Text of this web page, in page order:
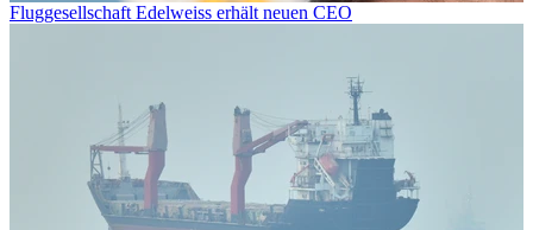
Fluggesellschaft Edelweiss erhält neuen CEO